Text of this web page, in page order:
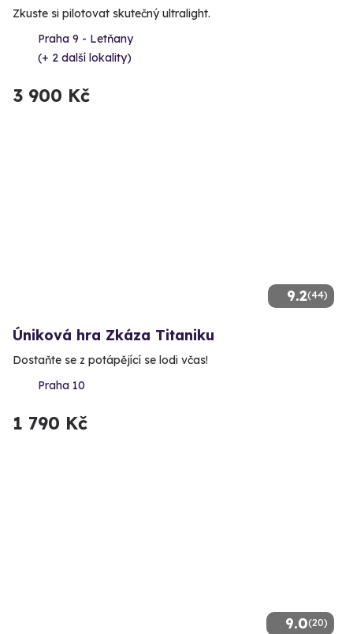
Zkuste si pilotovat skutečný ultralight.
Praha 9 - Letňany
(+ 2 další lokality)
3 900 Kč
9.2(44)
Úniková hra Zkáza Titaniku
Dostaňte se z potápějící se lodi včas!
Praha 10
1 790 Kč
9.0(20)